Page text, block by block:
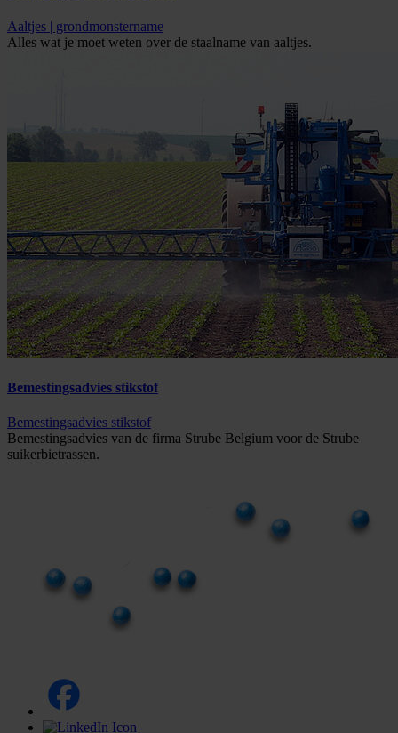
Aaltjes | grondmonstername
Alles wat je moet weten over de staalname van aaltjes.
Bemestingsadvies stikstof
Bemestingsadvies stikstof
Bemestingsadvies van de firma Strube Belgium voor de Strube
suikerbietrassen.